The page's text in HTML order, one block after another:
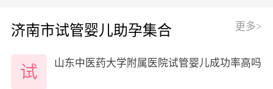
济南市试管婴儿助孕集合 更多>
试 山东中医药大学附属医院试管婴儿成功率高吗